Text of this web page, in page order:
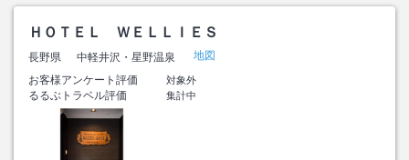
ＨＯＴＥＬ ＷＥＬＬＩＥＳ
長野県 中軽井沢・星野温泉
地図
お客様アンケート評価
対象外
るるぶトラベル評価 集計中